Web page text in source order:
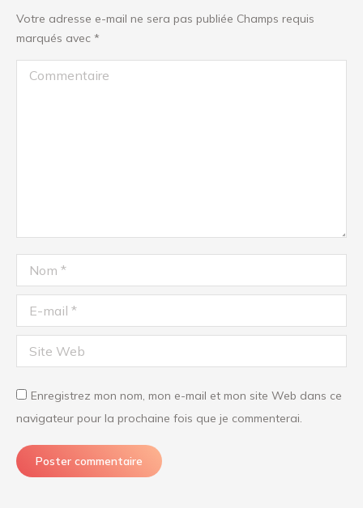
Votre adresse e-mail ne sera pas publiée Champs requis
marqués avec *
Commentaire
Nom *
E-mail *
Site Web
Enregistrez mon nom, mon e-mail et mon site Web dans ce
navigateur pour la prochaine fois que je commenterai.
Poster commentaire